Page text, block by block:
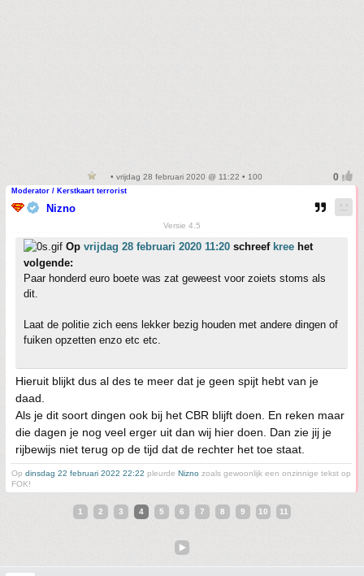
• vrijdag 28 februari 2020 @ 11:22 • 100
Moderator / Kerstkaart terrorist
Nizno
Versie 4.5
Op vrijdag 28 februari 2020 11:20 schreef kree het
volgende:
Paar honderd euro boete was zat geweest voor zoiets stoms als
dit.
Laat de politie zich eens lekker bezig houden met andere dingen of
fuiken opzetten enzo etc etc.
Hieruit blijkt dus al des te meer dat je geen spijt hebt van je
daad.
Als je dit soort dingen ook bij het CBR blijft doen. En reken maar
die dagen je nog veel erger uit dan wij hier doen. Dan zie jij je
rijbewijs niet terug op de tijd dat de rechter het toe staat.
Op dinsdag 22 februari 2022 22:22 pleurde Nizno zoals gewoonlijk een onzinnige tekst op
FOK!
1 2 3 4 5 6 7 8 9 10 11